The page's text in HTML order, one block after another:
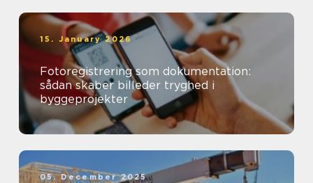
15. January 2026
Fotoregistrering som dokumentation:
sådan skaber billeder tryghed i
byggeprojekter
05. December 2025